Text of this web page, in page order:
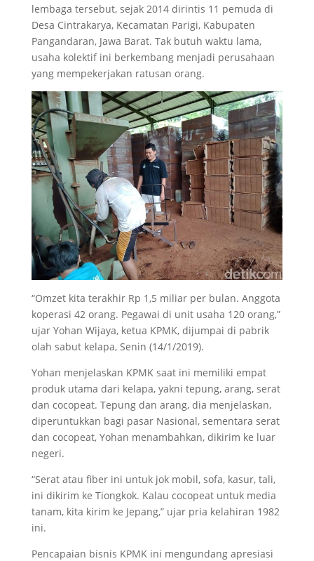
lembaga tersebut, sejak 2014 dirintis 11 pemuda di
Desa Cintrakarya, Kecamatan Parigi, Kabupaten
Pangandaran, Jawa Barat. Tak butuh waktu lama,
usaha kolektif ini berkembang menjadi perusahaan
yang mempekerjakan ratusan orang.
“Omzet kita terakhir Rp 1,5 miliar per bulan. Anggota
koperasi 42 orang. Pegawai di unit usaha 120 orang,”
ujar Yohan Wijaya, ketua KPMK, dijumpai di pabrik
olah sabut kelapa, Senin (14/1/2019).
Yohan menjelaskan KPMK saat ini memiliki empat
produk utama dari kelapa, yakni tepung, arang, serat
dan cocopeat. Tepung dan arang, dia menjelaskan,
diperuntukkan bagi pasar Nasional, sementara serat
dan cocopeat, Yohan menambahkan, dikirim ke luar
negeri.
“Serat atau fiber ini untuk jok mobil, sofa, kasur, tali,
ini dikirim ke Tiongkok. Kalau cocopeat untuk media
tanam, kita kirim ke Jepang,” ujar pria kelahiran 1982
ini.
Pencapaian bisnis KPMK ini mengundang apresiasi